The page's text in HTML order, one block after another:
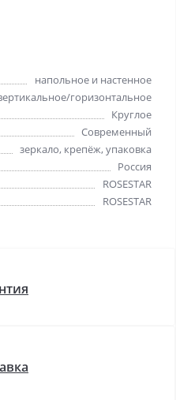
напольное и настенное
горизонтальное
Круглое
Cовременный
зеркало, крепёж, упаковка
Россия
ROSESTAR
ROSESTAR